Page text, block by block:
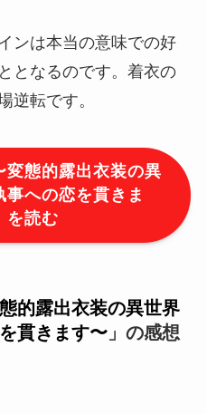
ンは本当の意味での好
となるのです。着衣の
逆転です。
変態的露出衣装の異
への恋を貫きま
を読む
的露出衣装の異世界
貫きます〜」の感想